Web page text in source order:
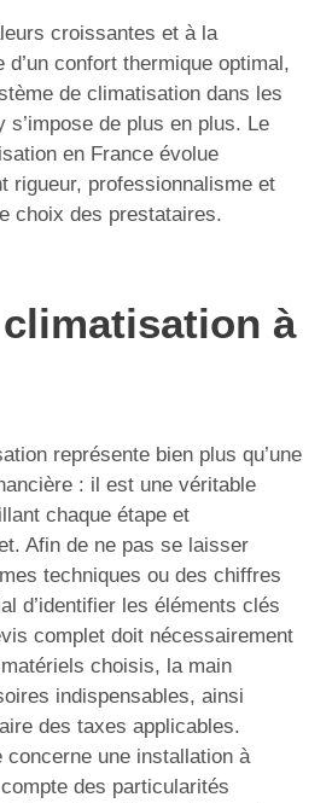
croissantes et à la
confort thermique optimal,
de climatisation dans les
s’impose de plus en plus. Le
en France évolue
rigueur, professionnalisme et
choix des prestataires.
à
représente bien plus qu’une
: il est une véritable
chaque étape et
Afin de ne pas se laisser
techniques ou des chiffres
d’identifier les éléments clés
complet doit nécessairement
choisis, la main
indispensables, ainsi
des taxes applicables.
concerne une installation à
des particularités